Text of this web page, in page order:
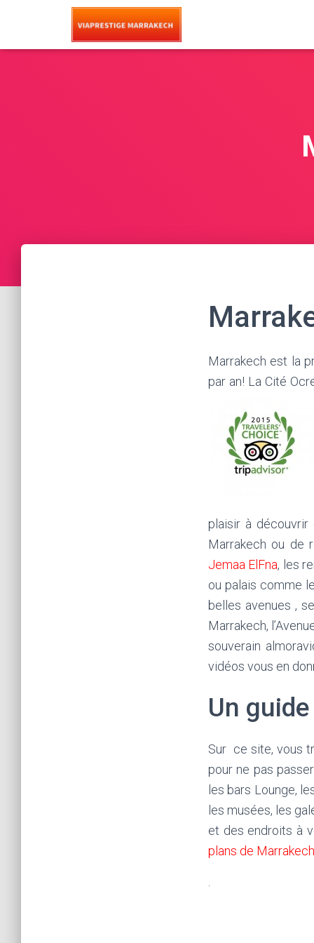
Marrakech est la
par an! La Cité
plaisir à
Marrakech ou de
Jemaa ElFna, les
ou palais comme
belles avenues ,
Marrakech,
souverain
vidéos vous en
Un
Sur ce site, vous
pour ne pas
les bars Lounge,
les musées, les
et des endroits à
plans de Marrakech